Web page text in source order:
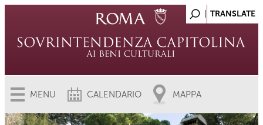
MENU CALENDARIO MAPPA